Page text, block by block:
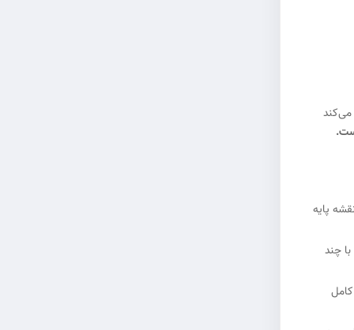
می‌کند
۲ متری تا یک دیوار حائل بلند ۹ متری، یک نقشه پایه
چند